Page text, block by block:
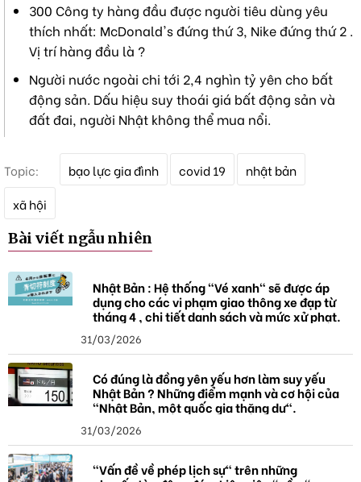
300 Công ty hàng đầu được người tiêu dùng yêu
thích nhất: McDonald's đứng thứ 3, Nike đứng thứ 2 .
Vị trí hàng đầu là ?
Người nước ngoài chi tới 2,4 nghìn tỷ yên cho bất
động sản. Dấu hiệu suy thoái giá bất động sản và
đất đai, người Nhật không thể mua nổi.
Topic:
ó
a
bạo lực gia đình covid 19
nhật bản
xã hội
Bài viết ngẫu nhiên
Nhật Bản : Hệ thống "Vé xanh" sẽ được áp
dụng cho các vi phạm giao thông xe đạp từ
tháng 4 , chi tiết danh sách và mức xử phạt.
31/03/2026
Có đúng là đồng yên yếu hơn làm suy yếu
Nhật Bản ? Những điểm mạnh và cơ hội của
"Nhật Bản, một quốc gia thặng dư".
31/03/2026
"Vấn đề về phép lịch sự" trên những